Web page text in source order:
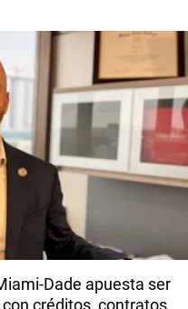
Dade apuesta ser
créditos, contratos